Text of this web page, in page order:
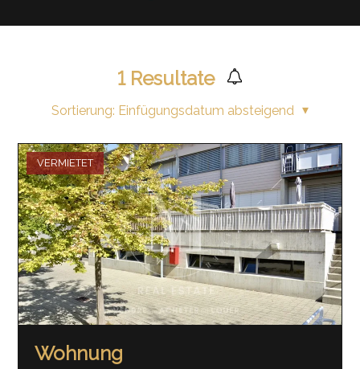
1Resultate
Sortierung: Einfügungsdatum absteigend
VERMIETET
Wohnung